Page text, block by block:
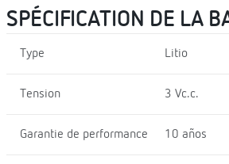
SPÉCIFICATION DE LA
Type Litio
Tension 3 Vc.c.
Garantie de performance 10 años